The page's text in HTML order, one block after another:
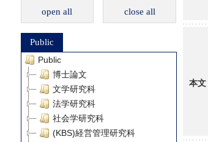
open all close all
Public
Public
博士論文
文学研究科
法学研究科
社会学研究科
(KBS)経営管理研究科
本文